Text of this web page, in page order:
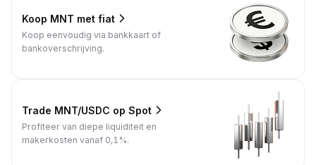
Koop MNT met fiat
Koop eenvoudig via bankkaart of
bankoverschrijving.
Trade MNT/USDC op Spot
Profiteer van diepe liquiditeit en
makerkosten vanaf 0,1%.